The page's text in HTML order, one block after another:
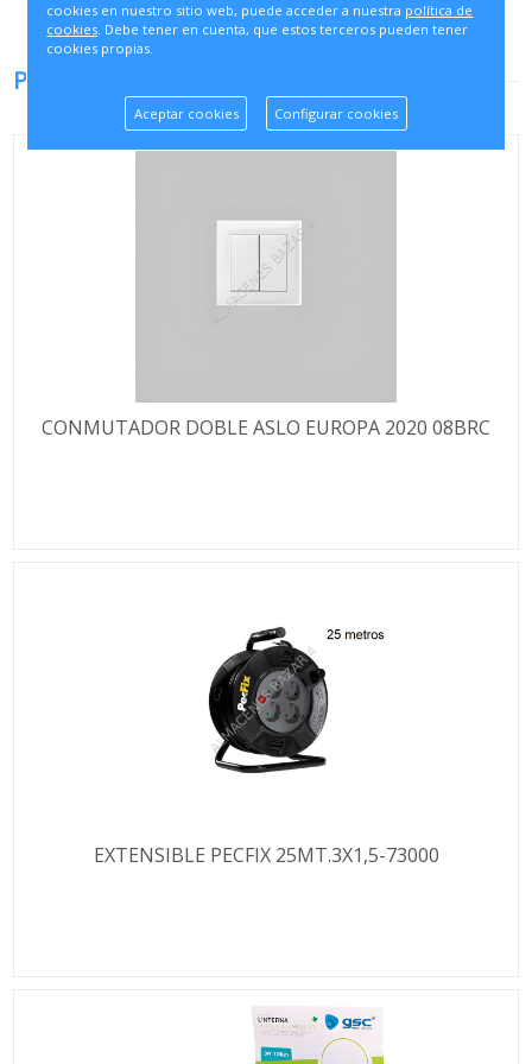
PRODUCTOS RELACIONADOS
CONMUTADOR DOBLE ASLO EUROPA 2020 08BRC
EXTENSIBLE PECFIX 25MT.3X1,5-73000
cookies en nuestro sitio web, puede acceder a nuestra política de
cookies . Debe tener en cuenta, que estos terceros pueden tener
cookies propias.
Aceptar cookies Configurar cookies